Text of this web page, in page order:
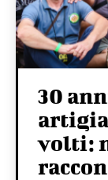
30
volti: